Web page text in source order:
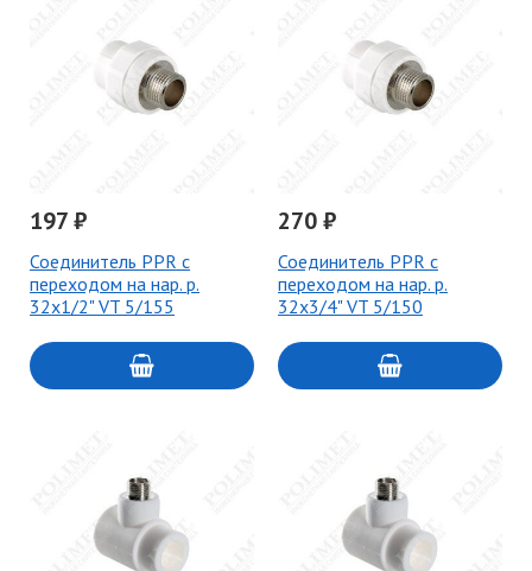
197 ₽
Соединитель PPR с
переходом на нар. р.
32х1/2" VT 5/155
270 ₽
Соединитель PPR с
переходом на нар. р.
32х3/4" VT 5/150